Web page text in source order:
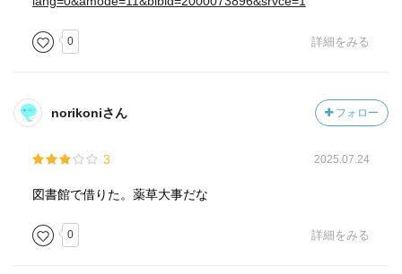
0 詳細をみる
norikoniさん フォロー
3 2025.07.24
図書館で借りた。薬草大事だな
0 詳細をみる